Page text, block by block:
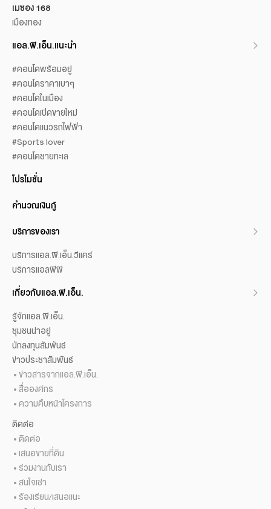
เมซอง 168
เมืองทอง
แอล.พี.เอ็น.แนะนำ
#คอนโดพร้อมอยู่
#คอนโดราคาเบาๆ
#คอนโดในเมือง
#คอนโดเปิดขายใหม่
#คอนโดแนวรถไฟฟ้า
#Sports lover
#คอนโดชายทะเล
โปรโมชั่น
คำนวณเงินกู้
บริการของเรา
บริการแอล.พี.เอ็น.วีแคร์
บริการแอลพีพี
เกี่ยวกับแอล.พี.เอ็น.
รู้จักแอล.พี.เอ็น.
ชุมชนน่าอยู่
นักลงทุนสัมพันธ์
ข่าวประชาสัมพันธ์
ข่าวสารจากแอล.พี.เอ็น.
สื่อองค์กร
ความคืบหน้าโครงการ
ติดต่อ
ติดต่อ
เสนอขายที่ดิน
ร่วมงานกับเรา
สนใจเช่า
ร้องเรียน/เสนอแนะ